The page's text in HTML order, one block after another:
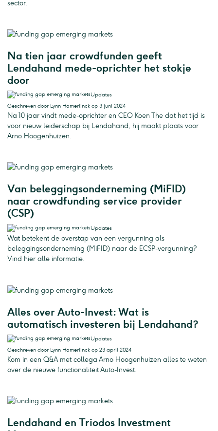
sector.
Na tien jaar crowdfunden geeft
Lendahand mede-oprichter het stokje
door
Updates
Geschreven door Lynn Hamerlinck op 3 juni 2024
Na 10 jaar vindt mede-oprichter en CEO Koen The dat het tijd is
voor nieuw leiderschap bij Lendahand, hij maakt plaats voor
Arno Hoogenhuizen.
Van beleggingsonderneming (MiFID)
naar crowdfunding service provider
(CSP)
Updates
Wat betekent de overstap van een vergunning als
beleggingsonderneming (MiFID) naar de ECSP-vergunning?
Vind hier alle informatie.
Alles over Auto-Invest: Wat is
automatisch investeren bij Lendahand?
Updates
Geschreven door Lynn Hamerlinck op 23 april 2024
Kom in een Q&A met collega Arno Hoogenhuizen alles te weten
over de nieuwe functionaliteit Auto-Invest.
Lendahand en Triodos Investment